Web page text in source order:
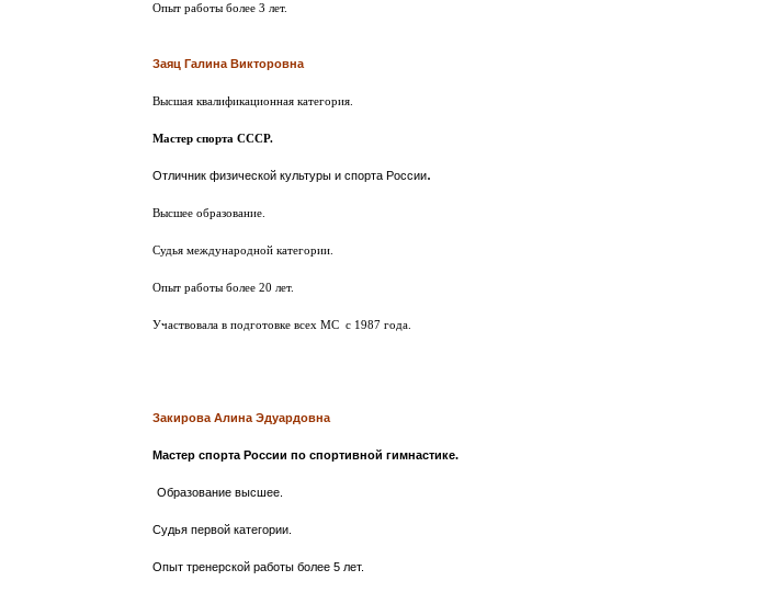
Опыт работы более 3 лет.
Заяц Галина Викторовна
Высшая квалификационная категория.
Мастер спорта СССР.
Отличник физической культуры и спорта России.
Высшее образование.
Судья международной категории.
Опыт работы более 20 лет.
Участвовала в подготовке всех МС с 1987 года.
Закирова Алина Эдуардовна
Мастер спорта России по спортивной гимнастике.
Образование высшее.
Судья первой категории.
Опыт тренерской работы более 5 лет.